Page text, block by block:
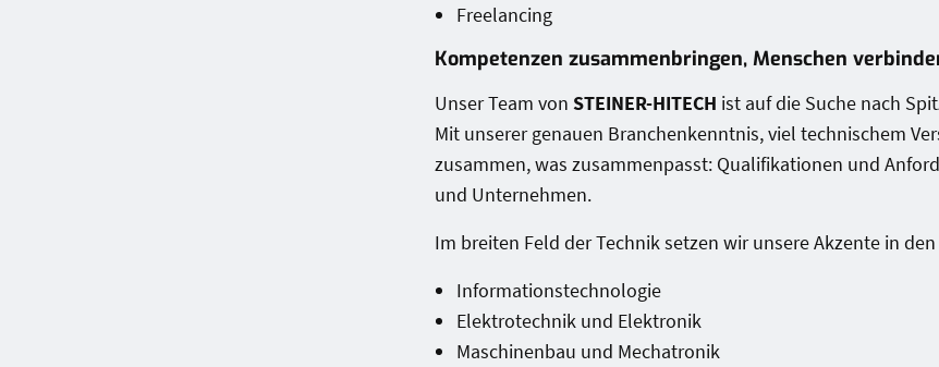
Freelancing
Kompetenzen zusammenbringen, Menschen
Unser Team von STEINER-HITECH ist auf die Suche nach
Mit unserer genauen Branchenkenntnis, viel technischem
zusammen, was zusammenpasst: Qualifikationen und
und Unternehmen.
Im breiten Feld der Technik setzen wir unsere Akzente in
Informationstechnologie
Elektrotechnik und Elektronik
Maschinenbau und Mechatronik